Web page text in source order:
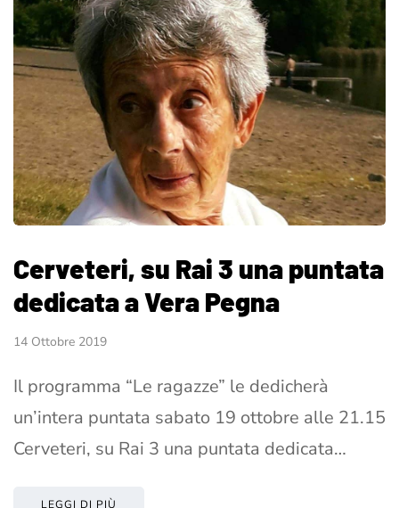
Cerveteri, su Rai 3 una puntata
dedicata a Vera Pegna
14 Ottobre 2019
Il programma “Le ragazze” le dedicherà
un’intera puntata sabato 19 ottobre alle 21.15
Cerveteri, su Rai 3 una puntata dedicata…
LEGGI DI PIÙ